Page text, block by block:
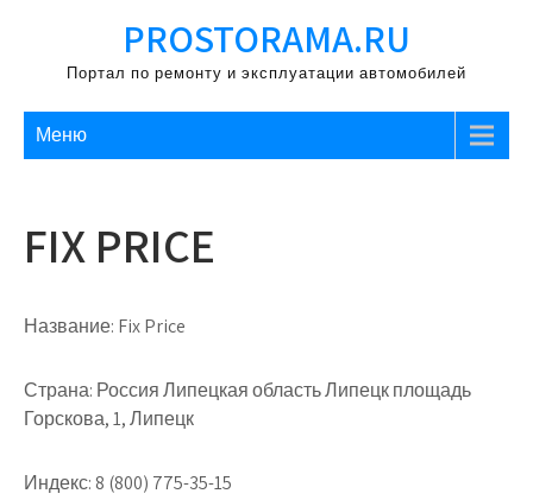
содержимому
PROSTORAMA.RU
Портал по ремонту и эксплуатации автомобилей
Меню
FIX PRICE
Название: Fix Price
Страна: Россия Липецкая область Липецк площадь
Горскова, 1, Липецк
Индекс:8 (800) 775-35-15